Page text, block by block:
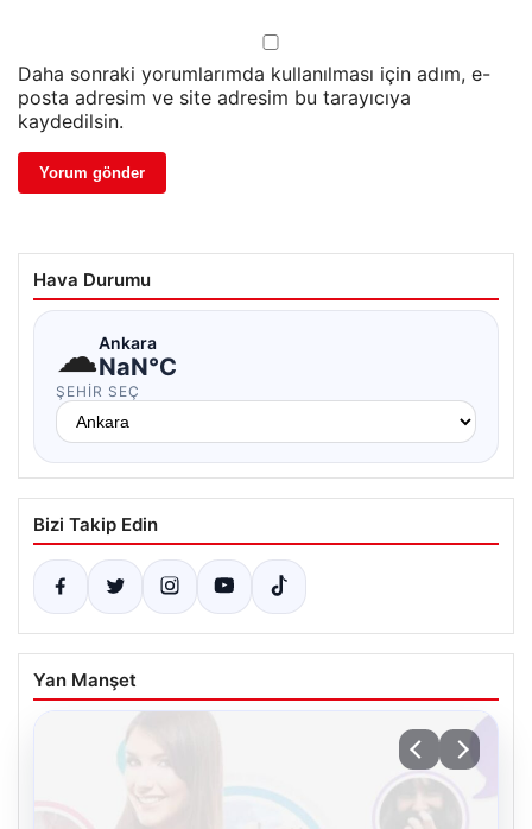
Daha sonraki yorumlarımda kullanılması için adım, e-
posta adresim ve site adresim bu tarayıcıya
kaydedilsin.
Hava Durumu
☁Ankara
NaN°C
ŞEHIR SEÇ
Bizi Takip Edin
Yan Manşet